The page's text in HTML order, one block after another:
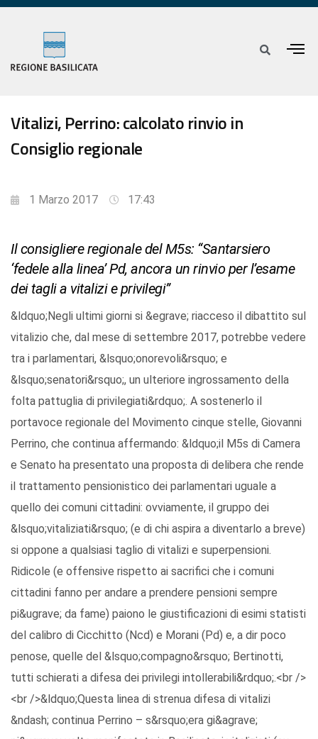
Vitalizi, Perrino: calcolato rinvio in
Consiglio regionale
1 Marzo 2017 17:43
Il consigliere regionale del M5s: “Santarsiero
‘fedele alla linea’ Pd, ancora un rinvio per l’esame
dei tagli a vitalizi e privilegi”
&ldquo;Negli ultimi giorni si &egrave; riacceso il dibattito sul
vitalizio che, dal mese di settembre 2017, potrebbe vedere
tra i parlamentari, &lsquo;onorevoli&rsquo; e
&lsquo;senatori&rsquo;, un ulteriore ingrossamento della
folta pattuglia di privilegiati&rdquo;. A sostenerlo il
portavoce regionale del Movimento cinque stelle, Giovanni
Perrino, che continua affermando: &ldquo;il M5s di Camera
e Senato ha presentato una proposta di delibera che rende
il trattamento pensionistico dei parlamentari uguale a
quello dei comuni cittadini: ovviamente, il gruppo dei
&lsquo;vitaliziati&rsquo; (e di chi aspira a diventarlo a breve)
si oppone a qualsiasi taglio di vitalizi e superpensioni.
Ridicole (e offensive rispetto ai sacrifici che i comuni
cittadini fanno per andare a prendere pensioni sempre
pi&ugrave; da fame) paiono le giustificazioni di esimi statisti
del calibro di Cicchitto (Ncd) e Morani (Pd) e, a dir poco
penose, quelle del &lsquo;compagno&rsquo; Bertinotti,
tutti schierati a difesa dei privilegi intollerabili&rdquo;.<br />
<br />&ldquo;Questa linea di strenua difesa di vitalizi
&ndash; continua Perrino – s&rsquo;era gi&agrave;